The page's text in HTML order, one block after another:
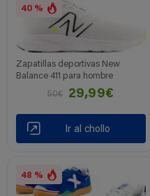
40 %
Zapatillas deportivas New
Balance 411 para hombre
50€
29,99€
Ir al chollo
48 %